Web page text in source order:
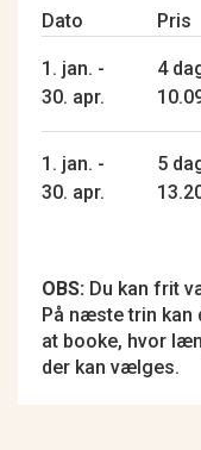
Dato
Pris
1. jan. -
30. apr.
4
1. jan. -
30. apr.
5
OBS: Du kan frit
På næste trin kan
at booke, hvor
der kan vælges.